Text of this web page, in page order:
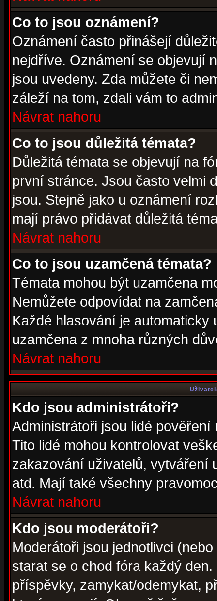
Co to jsou oznámení?
Oznámení často přinášejí
nejdříve. Oznámení se objevují
jsou uvedeny. Zda můžete či
záleží na tom, zdali vám to
Návrat nahoru
Co to jsou důležitá témata?
Důležitá témata se objevují na
první stránce. Jsou často velmi
jsou. Stejně jako u oznámení
mají právo přidávat důležitá
Návrat nahoru
Co to jsou uzamčená témata?
Témata mohou být uzamčena
Nemůžete odpovídat na
Každé hlasování je automaticky
uzamčena z mnoha různých
Návrat nahoru
Kdo jsou administrátoři?
Administrátoři jsou lidé
Tito lidé mohou kontrolovat
zakazování uživatelů, vytváření
atd. Mají také všechny
Návrat nahoru
Kdo jsou moderátoři?
Moderátoři jsou jednotlivci
starat se o chod fóra každý
příspěvky, zamykat/odemykat,